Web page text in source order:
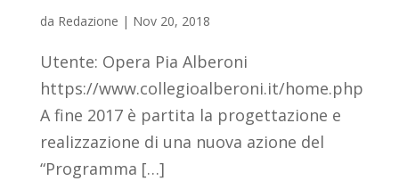
da Redazione | Nov 20, 2018
Utente: Opera Pia Alberoni
https://www.collegioalberoni.it/home.php
A fine 2017 è partita la progettazione e
realizzazione di una nuova azione del
“Programma […]